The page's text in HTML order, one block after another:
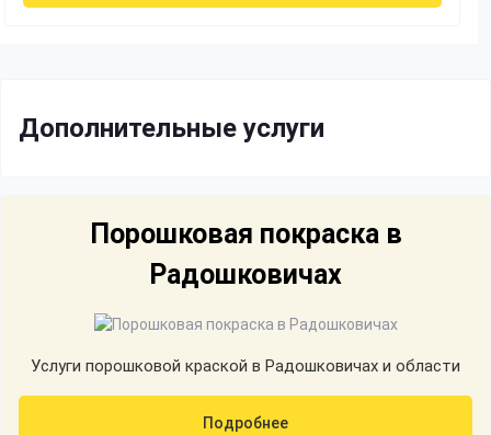
Дополнительные услуги
Порошковая покраска в
Радошковичах
Услуги порошковой краской в Радошковичах и области
Подробнее